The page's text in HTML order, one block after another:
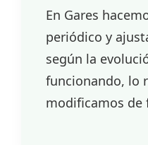
En Gares
periódico y
según la
funcionando, lo
modificamos de